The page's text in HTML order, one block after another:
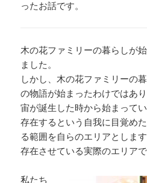
ったお話です。
木の花ファミリーの暮らしが
ました。
しかし、木の花ファミリーの
の物語が始まったわけではあ
宙が誕生した時から始まって
存在するという自我に目覚め
る範囲を自らのエリアとしま
存在させている実際のエリアで
私たち